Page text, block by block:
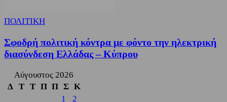
ΠΟΛΙΤΙΚΗ
Σφοδρή πολιτική κόντρα με φόντο την ηλεκτρική
διασύνδεση Ελλάδας – Κύπρου
Αύγουστος 2026
Δ
Τ Τ Π Π Σ Κ
1
2